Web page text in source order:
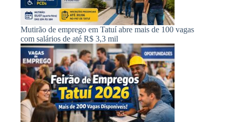
Mutirão de emprego em Tatuí abre mais de 100 vagas
com salários de até R$ 3,3 mil